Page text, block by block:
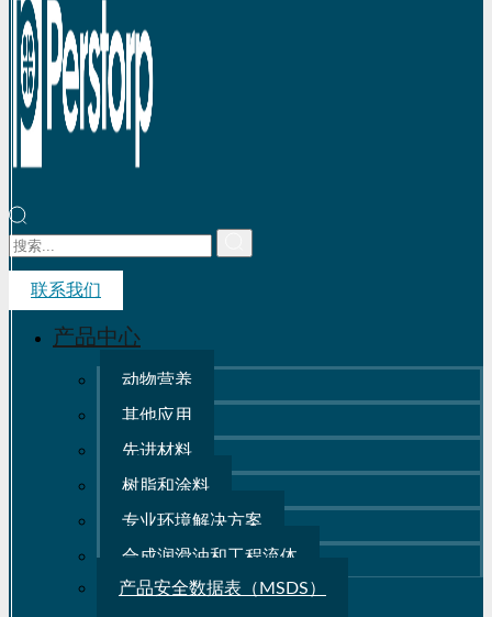
联系我们
产品中心
动物营养
其他应用
先进材料
树脂和涂料
专业环境解决方案
合成润滑油和工程流体
产品安全数据表（MSDS）